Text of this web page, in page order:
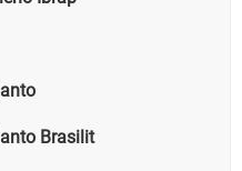
Brasilit